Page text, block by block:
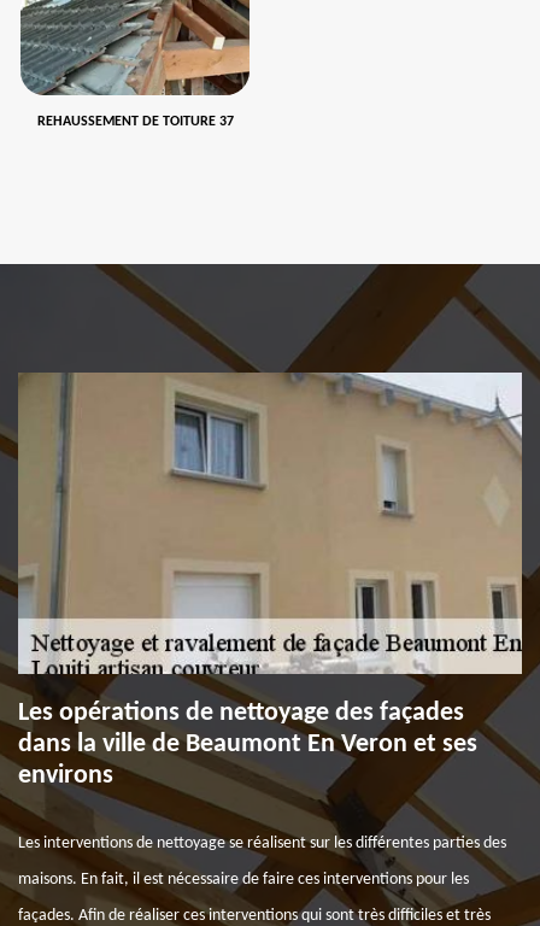
REHAUSSEMENT DE TOITURE 37
Les opérations de nettoyage des façades
dans la ville de Beaumont En Veron et ses
environs
Les interventions de nettoyage se réalisent sur les différentes parties des
maisons. En fait, il est nécessaire de faire ces interventions pour les
façades. Afin de réaliser ces interventions qui sont très difficiles et très